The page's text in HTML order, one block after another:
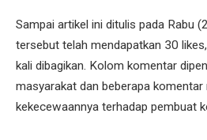
Sampai artikel ini ditulis pada Rabu
tersebut telah mendapatkan 30
kali dibagikan. Kolom komentar
masyarakat dan beberapa komentar
kekecewaannya terhadap pembuat